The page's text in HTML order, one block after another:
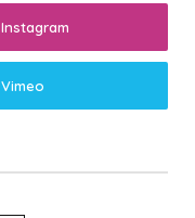
Instagram
Vimeo